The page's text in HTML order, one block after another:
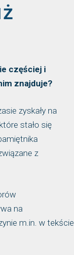
częściej i
znajduje?
zyskały na
stało się
z
na
m.in. w tekście